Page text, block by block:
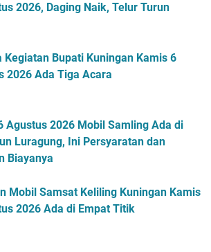
2026, Daging Naik, Telur Turun
Kegiatan Bupati Kuningan Kamis 6
2026 Ada Tiga Acara
Agustus 2026 Mobil Samling Ada di
Luragung, Ini Persyaratan dan
Biayanya
Mobil Samsat Keliling Kuningan Kamis
2026 Ada di Empat Titik